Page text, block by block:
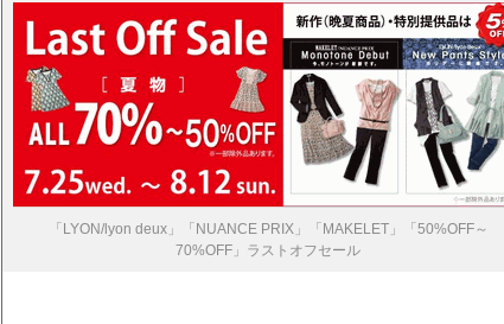
「LYON/lyon deux」「NUANCE PRIX」「MAKELET」「50%OFF～
70%OFF」ラストオフセール